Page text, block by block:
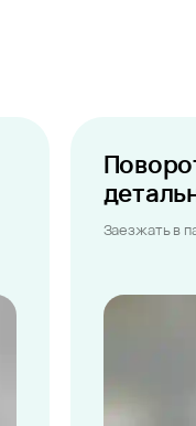
Заезжать в